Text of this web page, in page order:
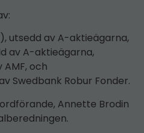
utsedd av A-aktieägarna,
av A-aktieägarna,
AMF, och
Swedbank Robur Fonder.
Annette Brodin